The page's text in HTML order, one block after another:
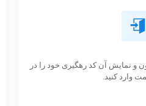
و نمایش آن کد رهگیری خود را در
وارد کنید.